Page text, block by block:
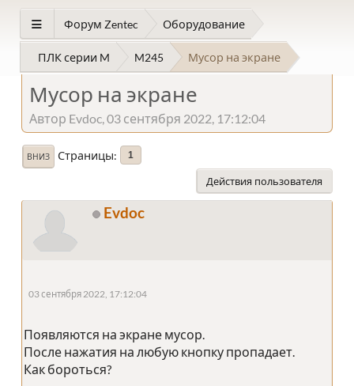
Форум Zentec Оборудование
ПЛК серии M M245 Мусор на экране
Мусор на экране
Автор Evdoc, 03 сентября 2022, 17:12:04
ВНИЗ Страницы 1
Действия пользователя
Evdoc
03 сентября 2022, 17:12:04
Появляются на экране мусор.
После нажатия на любую кнопку пропадает.
Как бороться?